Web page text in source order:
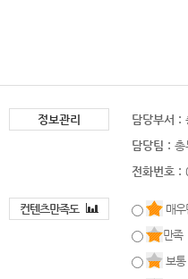
정보관리 담당부서 :
담당팀 : 총
전화번호 :
컨텐츠만족도
매
만족
보통